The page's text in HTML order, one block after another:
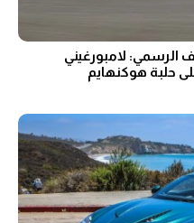
الرسمي: لامبورغيني